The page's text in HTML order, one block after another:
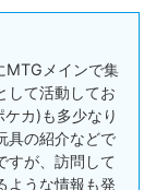
MTGメインで集
して活動してお
カ)も多少なり
具の紹介などで
すが、訪問して
ような情報も発